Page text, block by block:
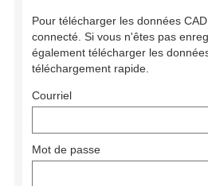
Pour télécharger les données
connecté. Si vous n'êtes pas
également télécharger les
téléchargement rapide.
Courriel
Mot de passe